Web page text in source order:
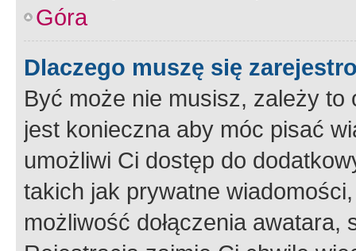
Góra
Dlaczego muszę się
Być może nie musisz, zależy
jest konieczna aby móc pisać
umożliwi Ci dostęp do
takich jak prywatne
możliwość dołączenia